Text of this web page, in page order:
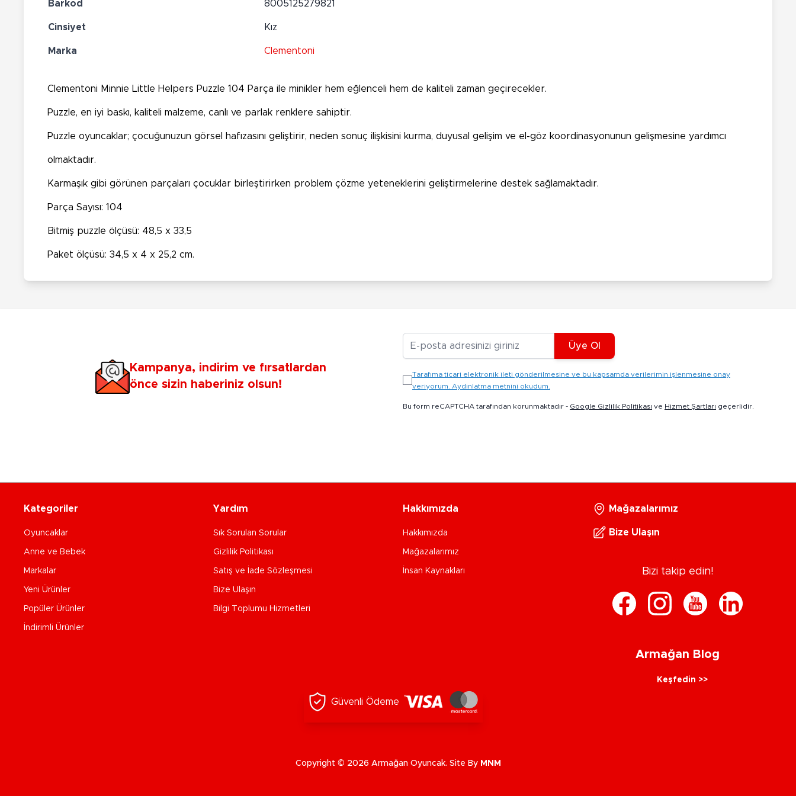
Barkod 8005125279821
Cinsiyet Kız
Marka Clementoni
Clementoni Minnie Little Helpers Puzzle 104 Parça ile minikler hem eğlenceli hem de kaliteli zaman geçirecekler.
Puzzle, en iyi baskı, kaliteli malzeme, canlı ve parlak renklere sahiptir.
Puzzle oyuncaklar; çocuğunuzun görsel hafızasını geliştirir, neden sonuç ilişkisini kurma, duyusal gelişim ve el-göz koordinasyonunun gelişmesine yardımcı
olmaktadır.
Karmaşık gibi görünen parçaları çocuklar birleştirirken problem çözme yeteneklerini geliştirmelerine destek sağlamaktadır.
Parça Sayısı: 104
Bitmiş puzzle ölçüsü: 48,5 x 33,5
Paket ölçüsü: 34,5 x 4 x 25,2 cm.
Kampanya, indirim ve fırsatlardan
önce sizin haberiniz olsun!
Üye Ol
Tarafıma ticari elektronik ileti gönderilmesine ve bu kapsamda verilerimin işlenmesine onay
veriyorum. Aydınlatma metnini okudum.
Bu form reCAPTCHA tarafından korunmaktadır - Google Gizlilik Politikası ve Hizmet Şartları geçerlidir.
Kategoriler
Oyuncaklar
Anne ve Bebek
Markalar
Yeni Ürünler
Popüler Ürünler
İndirimli Ürünler
Yardım
Sık Sorulan Sorular
Gizlilik Politikası
Satış ve İade Sözleşmesi
Bize Ulaşın
Bilgi Toplumu Hizmetleri
Hakkımızda
Hakkımızda
Mağazalarımız
İnsan Kaynakları
Mağazalarımız
Bize Ulaşın
Bizi takip edin!
Armağan Blog
Keşfedin >>
Güvenli Ödeme
Copyright © 2026 Armağan Oyuncak. Site By MNM